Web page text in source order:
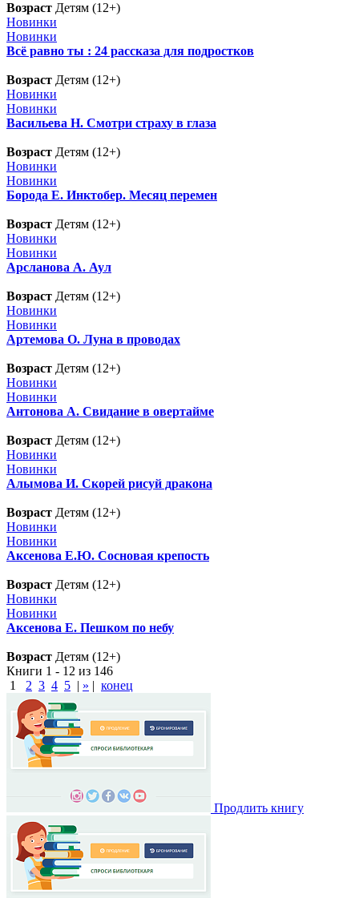
Возраст Детям (12+)
Новинки
Новинки
Всё равно ты : 24 рассказа для подростков
Возраст Детям (12+)
Новинки
Новинки
Васильева Н. Смотри страху в глаза
Возраст Детям (12+)
Новинки
Новинки
Борода Е. Инктобер. Месяц перемен
Возраст Детям (12+)
Новинки
Новинки
Арсланова А. Аул
Возраст Детям (12+)
Новинки
Новинки
Артемова О. Луна в проводах
Возраст Детям (12+)
Новинки
Новинки
Антонова А. Свидание в овертайме
Возраст Детям (12+)
Новинки
Новинки
Алымова И. Скорей рисуй дракона
Возраст Детям (12+)
Новинки
Новинки
Аксенова Е.Ю. Сосновая крепость
Возраст Детям (12+)
Новинки
Новинки
Аксенова Е. Пешком по небу
Возраст Детям (12+)
Книги 1 - 12 из 146
1
2 3 4 5 | » | конец
Продлить книгу